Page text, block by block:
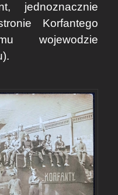
jednoznacznie
Korfantego
wojewodzie